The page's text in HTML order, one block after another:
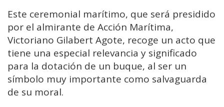
Este ceremonial marítimo, que será presidido
por el almirante de Acción Marítima,
Victoriano Gilabert Agote, recoge un acto que
tiene una especial relevancia y significado
para la dotación de un buque, al ser un
símbolo muy importante como salvaguarda
de su moral.